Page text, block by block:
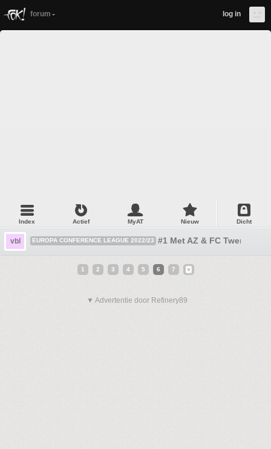
forum log in
Index Actief MyAT Nieuw Dicht
vbl EUROPA CONFERENCE LEAGUE 2022/23 #1 Met AZ & FC Twente
1 2 3 4 5 6 7
▼ Advertentie door Refinery89